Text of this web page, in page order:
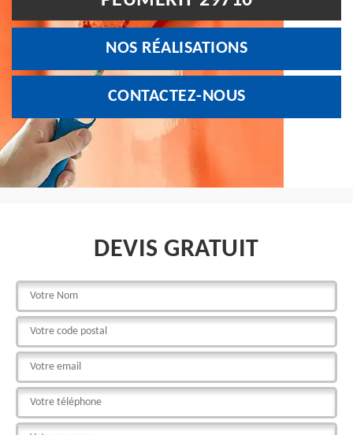
NOS RÉALISATIONS
CONTACTEZ-NOUS
DEVIS GRATUIT